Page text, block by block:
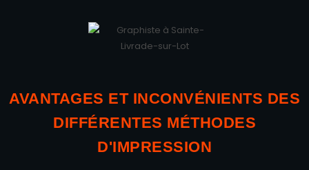
AVANTAGES ET INCONVÉNIENTS DES
DIFFÉRENTES MÉTHODES
D'IMPRESSION